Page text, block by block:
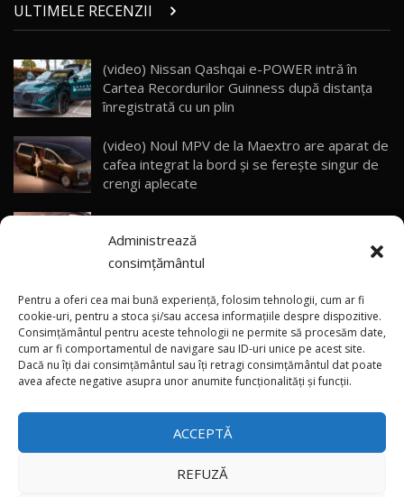
Administrează
consimțământul
Pentru a oferi cea mai bună experiență, folosim tehnologii, cum ar fi
cookie-uri, pentru a stoca și/sau accesa informațiile despre dispozitive.
Consimțământul pentru aceste tehnologii ne permite să procesăm date,
cum ar fi comportamentul de navigare sau ID-uri unice pe acest site.
Dacă nu îți dai consimțământul sau îți retragi consimțământul dat poate
avea afecte negative asupra unor anumite funcționalități și funcții.
ACCEPTĂ
REFUZĂ
28
Noul Geely Monjaro 2025! Mai ieftin și mai
dotat / Test Drive AutoBlog.MD
29
ZEEKR 9X - PRIMUL TEST DRIVE ÎN ROMÂNĂ!
CUM SE CONDUCE?
33:40
30
Primele impresii despre BYD Seal U DM-i,
Sealion 7 și Seal 5 DM-i / Test Drive
AutoBlog.MD
10:58
AutoBlog.MD
13:56
Noul Volvo EX90 / Test Drive AutoBlog.MD
32:06
33
MG RX5 - își merită banii? / Test Drive
AutoBlog.MD
34
Noul DACIA DUSTER DIESEL! Primul test drive în
română
ULTIMELE RECENZII
(video) Nissan Qashqai e-POWER intră în
Cartea Recordurilor Guinness după distanța
înregistrată cu un plin
(video) Noul MPV de la Maextro are aparat de
cafea integrat la bord și se ferește singur de
crengi aplecate
Mitul mașinii noi: De ce garanția de fabrică nu
anulează întreținerea periodică
Veste bună: Carburanții încep să se ieftinească
în Moldova
(foto/video) Avanpremieră netradițională: Noul
smart #2 a apărut pe pereți din mai multe țări
×